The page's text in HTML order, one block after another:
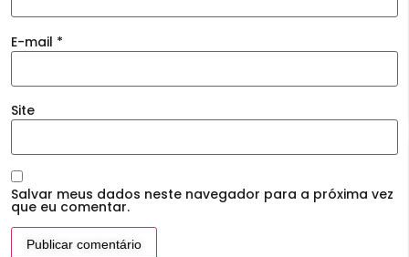
E-mail *
Site
Salvar meus dados neste navegador para a próxima vez
que eu comentar.